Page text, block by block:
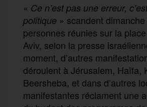
« Ce n’est pas une erreur,
politique » scandent
personnes réunies sur la
Aviv, selon la presse
moment, d’autres
déroulent à Jérusalem, Haïfa,
Beersheba, et dans d’autres
manifestantes réclament une